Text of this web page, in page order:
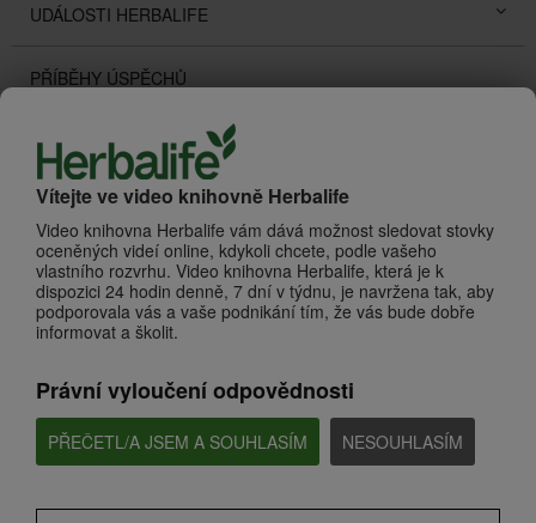
Vítejte ve video knihovně Herbalife
Video knihovna Herbalife vám dává možnost sledovat stovky
oceněných videí online, kdykoli chcete, podle vašeho
vlastního rozvrhu. Video knihovna Herbalife, která je k
dispozici 24 hodin denně, 7 dní v týdnu, je navržena tak, aby
podporovala vás a vaše podnikání tím, že vás bude dobře
informovat a školit.
Právní vyloučení odpovědnosti
PŘEČETL/A JSEM A SOUHLASÍM NESOUHLASÍM
UDÁLOSTI HERBALIFE
PŘÍBĚHY ÚSPĚCHŮ
PROMOTIONS
O HERBALIFE